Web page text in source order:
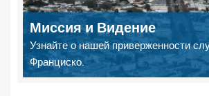
Миссия и Видение
Узнайте о нашей приверженности
Франциско.